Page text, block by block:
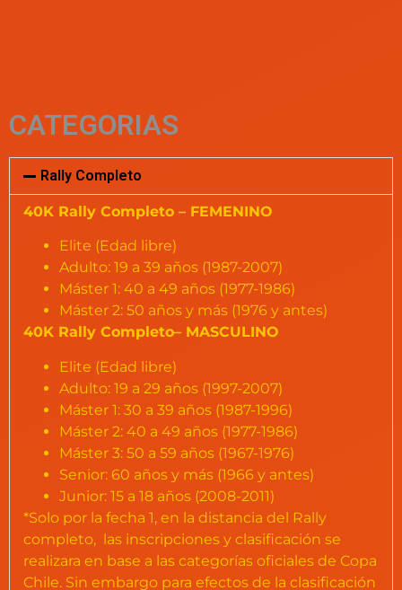
CATEGORIAS
Rally Completo
40K Rally Completo – FEMENINO
Elite (Edad libre)
Adulto: 19 a 39 años (1987-2007)
Máster 1: 40 a 49 años (1977-1986)
Máster 2: 50 años y más (1976 y antes)
40K Rally Completo– MASCULINO
Elite (Edad libre)
Adulto: 19 a 29 años (1997-2007)
Máster 1: 30 a 39 años (1987-1996)
Máster 2: 40 a 49 años (1977-1986)
Máster 3: 50 a 59 años (1967-1976)
Senior: 60 años y más (1966 y antes)
Junior: 15 a 18 años (2008-2011)
*Solo por la fecha 1, en la distancia del Rally
completo, las inscripciones y clasificación se
realizara en base a las categorías oficiales de Copa
Chile. Sin embargo para efectos de la clasificación